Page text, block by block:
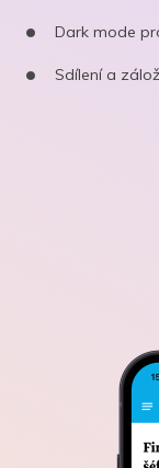
Dark mode
Sdílení a